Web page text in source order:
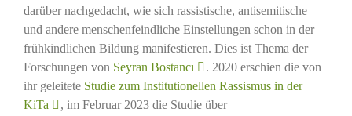
darüber nachgedacht, wie sich rassistische, antisemitische
und andere menschenfeindliche Einstellungen schon in der
frühkindlichen Bildung manifestieren. Dies ist Thema der
Forschungen von Seyran Bostancı
. 2020 erschien die von
ihr geleitete Studie zum Institutionellen Rassismus in der
KiTa
, im Februar 2023 die Studie über